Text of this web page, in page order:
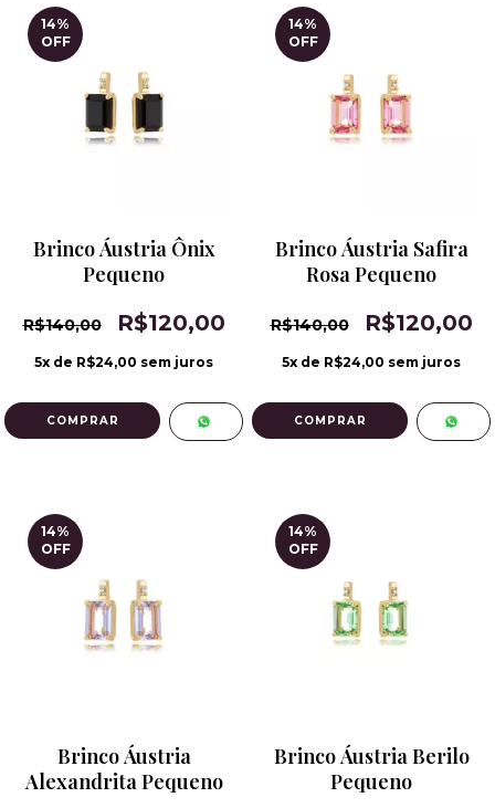
14%
OFF
Brinco Áustria Ônix
Pequeno
R$140,00 R$120,00
5x de R$24,00 sem juros
14%
OFF
Brinco Áustria Safira
Rosa Pequeno
R$140,00 R$120,00
5x de R$24,00 sem juros
14%
OFF
Brinco Áustria
Alexandrita Pequeno
14%
OFF
Brinco Áustria Berilo
Pequeno